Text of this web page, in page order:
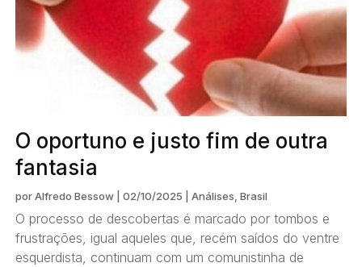
O oportuno e justo fim de outra
fantasia
porAlfredo Bessow 02/10/2025 Análises Brasil
O processo de descobertas é marcado por tombos e
frustrações, igual aqueles que, recém saídos do ventre
esquerdista, continuam com um comunistinha de